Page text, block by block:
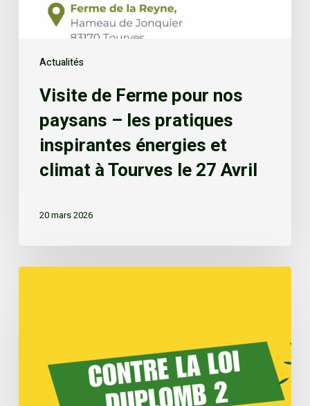
Actualités
Visite de Ferme pour nos
paysans – les pratiques
inspirantes énergies et
climat à Tourves le 27 Avril
20 mars 2026